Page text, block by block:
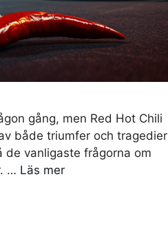
gång, men Red Hot Chili
både triumfer och tragedier
vanligaste frågorna om
… Läs mer